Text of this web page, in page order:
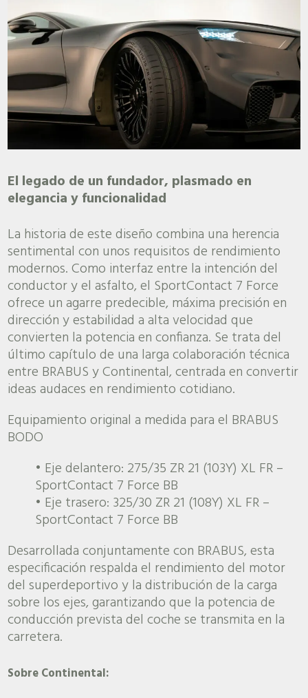
El legado de un fundador, plasmado en
elegancia y funcionalidad
La historia de este diseño combina una herencia
sentimental con unos requisitos de rendimiento
modernos. Como interfaz entre la intención del
conductor y el asfalto, el SportContact 7 Force
ofrece un agarre predecible, máxima precisión en
dirección y estabilidad a alta velocidad que
convierten la potencia en confianza. Se trata del
último capítulo de una larga colaboración técnica
entre BRABUS y Continental, centrada en convertir
ideas audaces en rendimiento cotidiano.
Equipamiento original a medida para el BRABUS
BODO
• Eje delantero: 275/35 ZR 21 (103Y) XL FR –
SportContact 7 Force BB
• Eje trasero: 325/30 ZR 21 (108Y) XL FR –
SportContact 7 Force BB
Desarrollada conjuntamente con BRABUS, esta
especificación respalda el rendimiento del motor
del superdeportivo y la distribución de la carga
sobre los ejes, garantizando que la potencia de
conducción prevista del coche se transmita en la
carretera.
Sobre Continental: